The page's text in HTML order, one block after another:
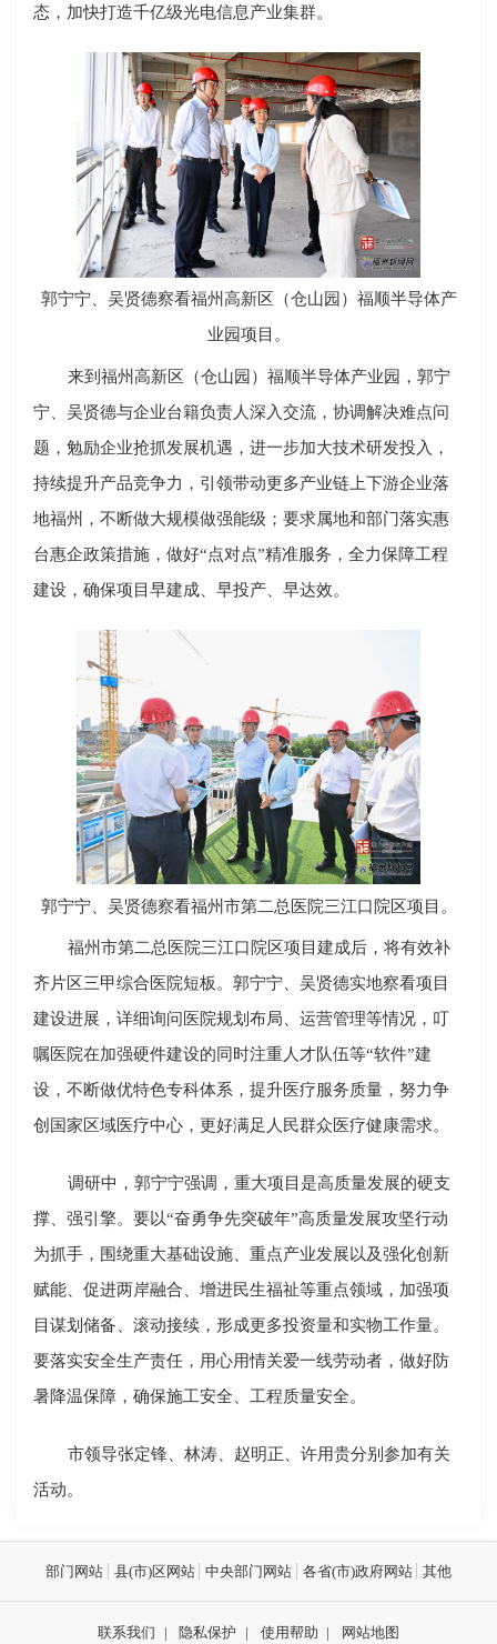
态，加快打造千亿级光电信息产业集群。
郭宁宁、吴贤德察看福州高新区（仓山园）福顺半导体产
业园项目。
来到福州高新区（仓山园）福顺半导体产业园，郭宁
宁、吴贤德与企业台籍负责人深入交流，协调解决难点问
题，勉励企业抢抓发展机遇，进一步加大技术研发投入，
持续提升产品竞争力，引领带动更多产业链上下游企业落
地福州，不断做大规模做强能级；要求属地和部门落实惠
台惠企政策措施，做好“点对点”精准服务，全力保障工程
建设，确保项目早建成、早投产、早达效。
郭宁宁、吴贤德察看福州市第二总医院三江口院区项目。
福州市第二总医院三江口院区项目建成后，将有效补
齐片区三甲综合医院短板。郭宁宁、吴贤德实地察看项目
建设进展，详细询问医院规划布局、运营管理等情况，叮
嘱医院在加强硬件建设的同时注重人才队伍等“软件”建
设，不断做优特色专科体系，提升医疗服务质量，努力争
创国家区域医疗中心，更好满足人民群众医疗健康需求。
调研中，郭宁宁强调，重大项目是高质量发展的硬支
撑、强引擎。要以“奋勇争先突破年”高质量发展攻坚行动
为抓手，围绕重大基础设施、重点产业发展以及强化创新
赋能、促进两岸融合、增进民生福祉等重点领域，加强项
目谋划储备、滚动接续，形成更多投资量和实物工作量。
要落实安全生产责任，用心用情关爱一线劳动者，做好防
暑降温保障，确保施工安全、工程质量安全。
市领导张定锋、林涛、赵明正、许用贵分别参加有关
活动。
部门网站 县(市)区网站 中央部门网站 各省(市)政府网站 其他
联系我们 | 隐私保护 | 使用帮助 | 网站地图